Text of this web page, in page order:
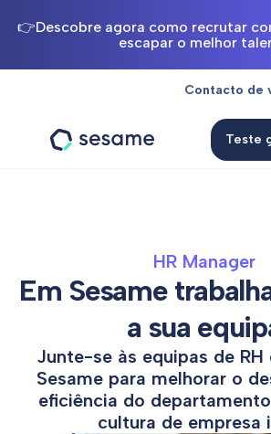
👉Descobre agora como recrutar
escapar o melhor
Contacto de
Teste
HR Manager
Em Sesame
a sua
Junte-se às equipas de
Sesame para melhorar o
eficiência do
cultura de empresa